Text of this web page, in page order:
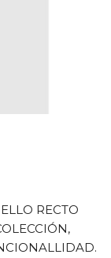
RECTO